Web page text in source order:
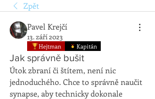
Zpět
Pavel Krejčí
13. září 2023
Hejtman Kapitán
Jak správně bušit
Útok zbraní či štítem, není nic
jednoduchého. Chce to správně naučit
synapse, aby technicky dokonale